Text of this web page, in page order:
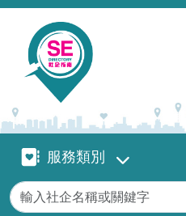
移至主內容
服務類別服務類別
關鍵字